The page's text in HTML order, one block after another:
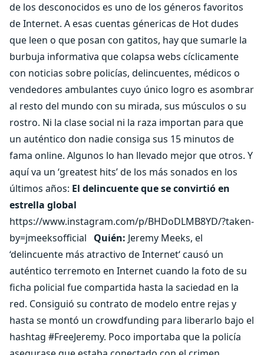
de los desconocidos es uno de los géneros favoritos
de Internet. A esas cuentas génericas de Hot dudes
que leen o que posan con gatitos, hay que sumarle la
burbuja informativa que colapsa webs cíclicamente
con noticias sobre policías, delincuentes, médicos o
vendedores ambulantes cuyo único logro es asombrar
al resto del mundo con su mirada, sus músculos o su
rostro. Ni la clase social ni la raza importan para que
un auténtico don nadie consiga sus 15 minutos de
fama online. Algunos lo han llevado mejor que otros. Y
aquí va un ‘greatest hits’ de los más sonados en los
últimos años: El delincuente que se convirtió en
estrella global
https://www.instagram.com/p/BHDoDLMB8YD/?taken-
by=jmeeksofficial Quién: Jeremy Meeks, el
‘delincuente más atractivo de Internet‘ causó un
auténtico terremoto en Internet cuando la foto de su
ficha policial fue compartida hasta la saciedad en la
red. Consiguió su contrato de modelo entre rejas y
hasta se montó un crowdfunding para liberarlo bajo el
hashtag #FreeJeremy. Poco importaba que la policía